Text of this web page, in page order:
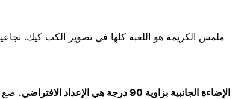
ملمس الكريمة هو اللعبة كلها في تصوير الكب كيك.
الإضاءة الجانبية بزاوية 90 درجة هي الإعداد الافتراضي.
ضع